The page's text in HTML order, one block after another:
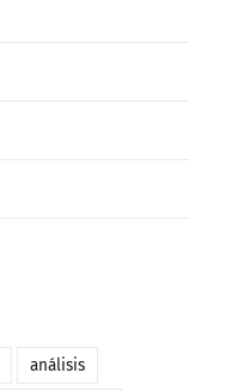
análisis